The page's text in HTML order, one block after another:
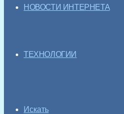
НОВОСТИ ИНТЕРНЕТА
ТЕХНОЛОГИИ
Искать